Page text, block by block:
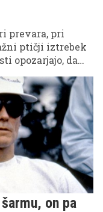
prevara, pri
ptičji iztrebek
opozarjajo, da
on pa